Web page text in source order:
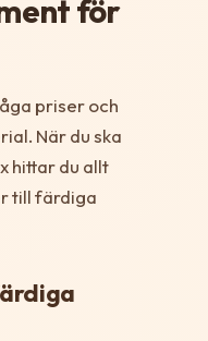
för
priser och
När du ska
hittar du allt
till färdiga